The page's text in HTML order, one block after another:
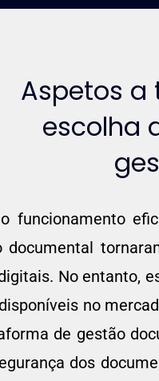
Aspetos a
escolha
No entanto,
no
de gestão
dos